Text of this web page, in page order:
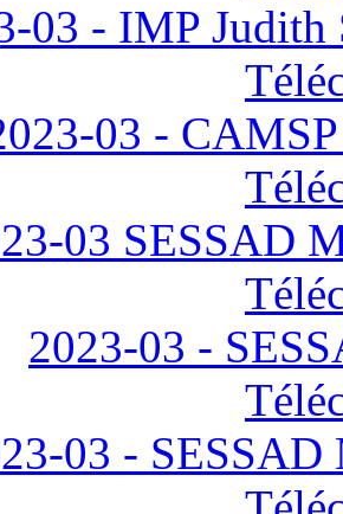
03 - IMP Judith
03 -
03 SESSAD
2023-03 -
03 - SESSAD